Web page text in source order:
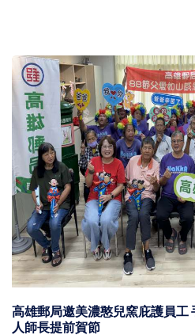
知名電台為期兩天 2026 第七屆
主持精進聲音魅力